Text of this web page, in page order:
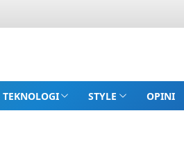
TEKNOLOGI STYLE OPINI